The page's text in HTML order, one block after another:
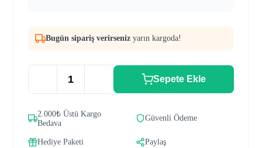
Bugün sipariş verirseniz yarın kargoda!
Sepete Ekle
2.000₺ Üstü Kargo
Bedava
Güvenli Ödeme
Hediye Paketi Paylaş